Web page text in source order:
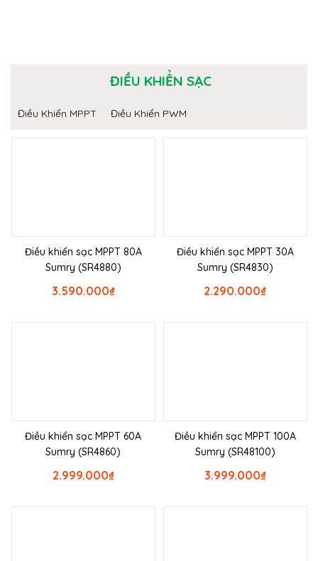
ĐIỀU KHIỂN SẠC
Điều Khiển MPPT Điều Khiển PWM
Điều khiển sạc MPPT 80A
Sumry (SR4880)
₫
3.590.000
Điều khiển sạc MPPT 30A
Sumry (SR4830)
₫
2.290.000
Điều khiển sạc MPPT 60A
Sumry (SR4860)
₫
2.999.000
Điều khiển sạc MPPT 100A
Sumry (SR48100)
₫
3.999.000